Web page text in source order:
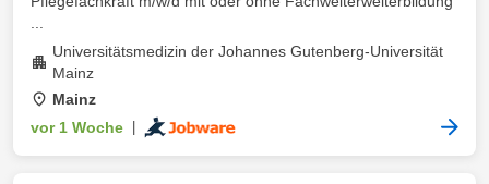
Universitätsmedizin der Johannes Gutenberg-Universität
Mainz
Mainz
vor 1 Woche